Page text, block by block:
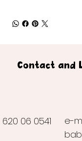
e-
Contact and
620 06 0541